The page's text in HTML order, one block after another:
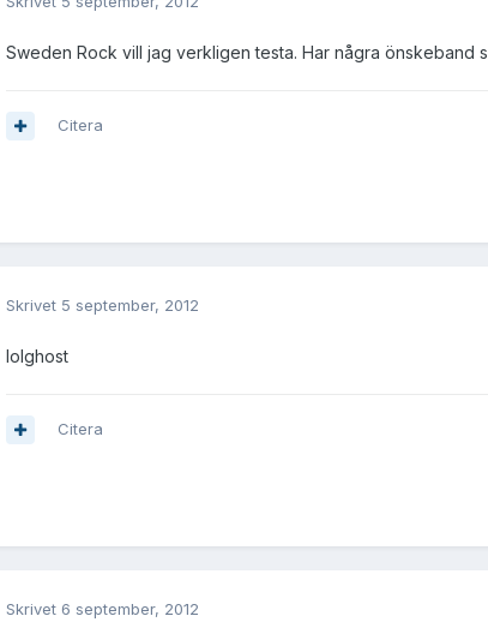
Sweden Rock vill jag verkligen testa. Har några önskeband
Citera
Skrivet 5 september, 2012
lolghost
Citera
Skrivet 6 september, 2012